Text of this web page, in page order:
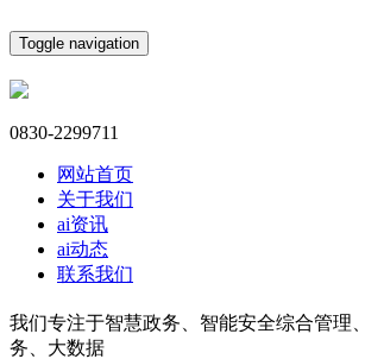
Toggle navigation
0830-2299711
网站首页
关于我们
ai资讯
ai动态
联系我们
我们专注于智慧政务、智能安全综合管理
务、大数据